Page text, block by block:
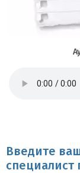
Введите
специалист